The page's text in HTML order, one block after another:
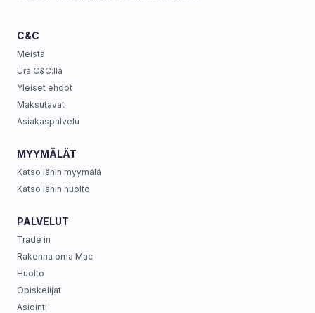
C&C
Meistä
Ura C&C:llä
Yleiset ehdot
Maksutavat
Asiakaspalvelu
MYYMÄLÄT
Katso lähin myymälä
Katso lähin huolto
PALVELUT
Trade in
Rakenna oma Mac
Huolto
Opiskelijat
Asiointi